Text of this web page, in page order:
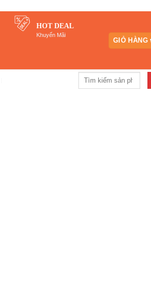
HOT DEAL
Khuyến Mãi
GIỎ HÀNG
Tìm